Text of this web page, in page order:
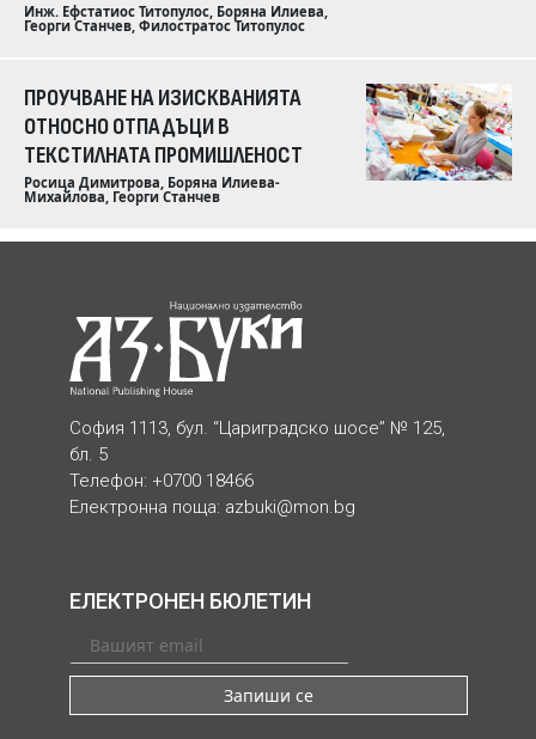
Инж. Ефстатиос Титопулос, Боряна Илиева,
Георги Станчев, Филостратос Титопулос
ПРОУЧВАНЕ НА ИЗИСКВАНИЯТА
ОТНОСНО ОТПАДЪЦИ В
ТЕКСТИЛНАТА ПРОМИШЛЕНОСТ
Росица Димитрова, Боряна Илиева-
Михайлова, Георги Станчев
София 1113, бул. “Цариградско шосе” № 125,
бл. 5
Телефон: +0700 18466
Електронна поща: azbuki@mon.bg
ЕЛЕКТРОНЕН БЮЛЕТИН
Запиши се